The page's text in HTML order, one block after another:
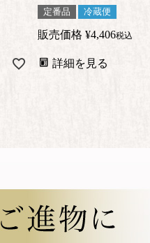
定番品 冷蔵便
販売価格 ¥4,406税込
詳細を見る